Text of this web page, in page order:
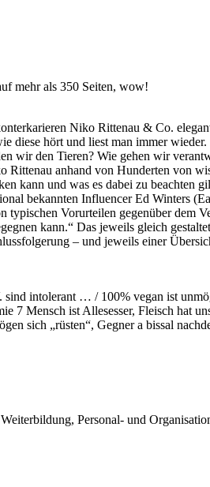
mehr als 350 Seiten, wow!
Niko Rittenau & Co.
diese hört und liest man immer
wir den Tieren? Wie gehen wir
Rittenau anhand von Hunderten von
kann und was es dabei zu beachten
bekannten Influencer Ed Winters
Vorurteilen gegenüber dem
kann.“ Das jeweils gleich
– und jeweils einer
sind intolerant … / 100% vegan ist
7 Mensch ist Allesesser, Fleisch hat
sich „rüsten“, Gegner a bissal
Personal- und